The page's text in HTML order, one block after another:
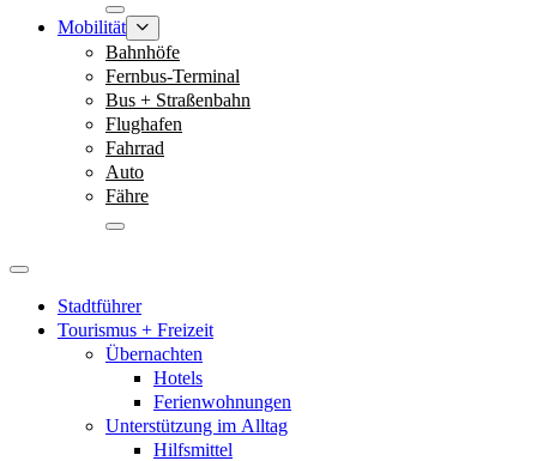
Mobilität
Bahnhöfe
Fernbus-Terminal
Bus + Straßenbahn
Flughafen
Fahrrad
Auto
Fähre
Stadtführer
Tourismus + Freizeit
Übernachten
Hotels
Ferienwohnungen
Unterstützung im Alltag
Hilfsmittel